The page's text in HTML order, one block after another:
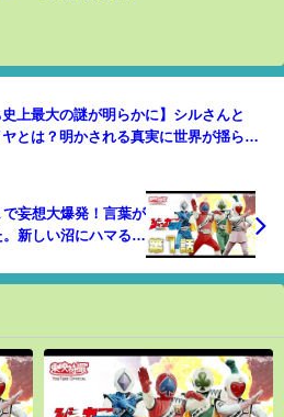
史上最大の謎が明らかに】シルさんと
とは？明かされる真実に世界が揺らぐ
で妄想大爆発！言葉が
新しい沼にハマる予